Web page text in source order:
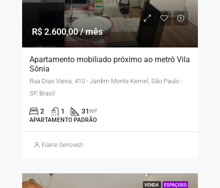
R$ 2.600,00 / mês
Apartamento mobiliado próximo ao metrô Vila
Sônia
Rua Dias Vieira, 410 - Jardim Monte Kemel, São Paulo -
SP, Brasil
2 1 31m²
APARTAMENTO PADRÃO
Elaine Genovezi
VENDA ESPAÇOSO